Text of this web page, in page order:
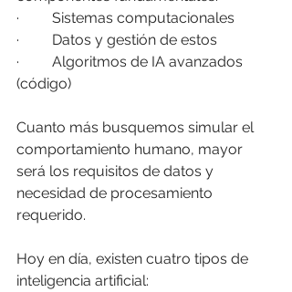
·         Sistemas computacionales
·         Datos y gestión de estos
·         Algoritmos de IA avanzados
(código)
Cuanto más busquemos simular el
comportamiento humano, mayor
será los requisitos de datos y
necesidad de procesamiento
requerido.
Hoy en día, existen cuatro tipos de
inteligencia artificial: